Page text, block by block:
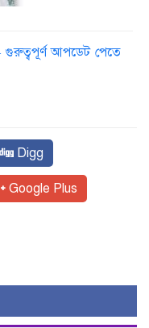
আপডেট পেতে
Digg
Google Plus